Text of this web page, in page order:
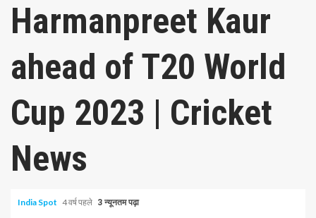
Harmanpreet Kaur
ahead of T20 World
Cup 2023 | Cricket
News
India Spot 4 वर्ष पहले 3 न्यूनतम पढ़ा